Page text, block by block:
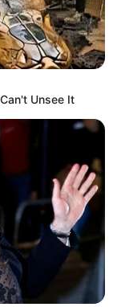
Unsee It